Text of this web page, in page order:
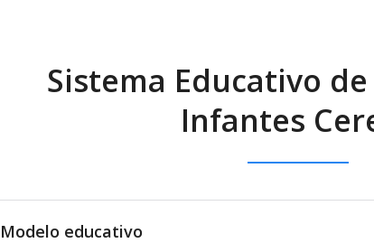
Sistema Educativo
Infantes
Modelo educativo